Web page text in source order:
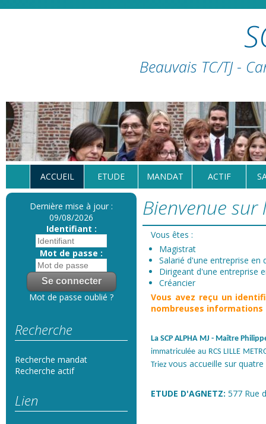
Beauvais TC/TJ -
ACCUEIL ETUDE MANDAT ACTIF
Dernière mise à jour :
09/08/2026
Identifiant :
Mot de passe :
Mot de passe oublié ?
Recherche
Recherche mandat
Recherche actif
Lien
Bienvenue sur
Vous êtes :
Magistrat
Salarié d'une entreprise en
Dirigeant d'une entreprise
Créancier
Vous avez reçu un
nombreuses
La SCP ALPHA MJ - Maître
immatriculée au RCS LILLE
Triez vous accueille sur quatre
ETUDE D'AGNETZ: 577 Rue